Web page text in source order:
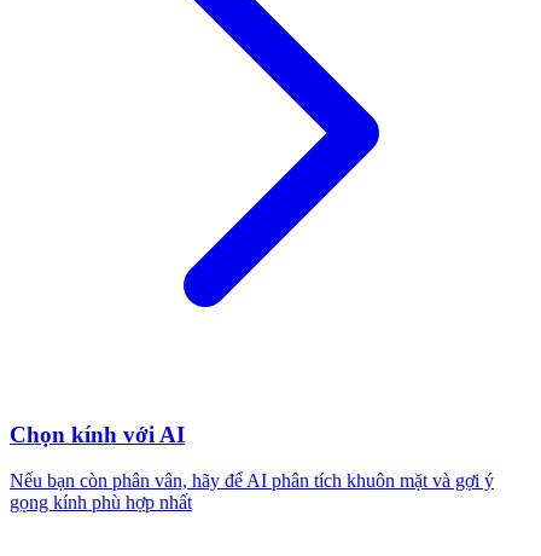
Chọn kính với AI
Nếu bạn còn phân vân, hãy để AI phân tích khuôn mặt và gợi ý
gọng kính phù hợp nhất